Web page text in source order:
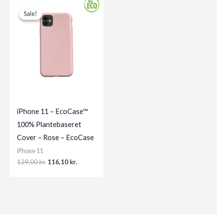
Sale!
Sale!
iPhone 11 – EcoCase™
100% Plantebaseret
Cover – Rose – EcoCase
iPhone 11
129,00kr. Original
116,10 kr.